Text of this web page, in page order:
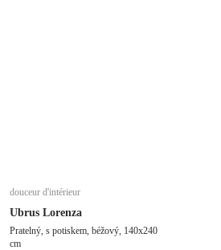
douceur d'intérieur
Ubrus Lorenza
Pratelný, s potiskem, béžový, 140x240
cm